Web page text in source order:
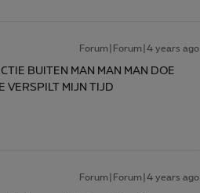
Forum|Forum|4 years ago
BUITEN MAN MAN MAN DOE
VERSPILT MIJN TIJD
Forum|Forum|4 years ago